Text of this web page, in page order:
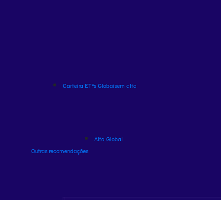
Carteira ETFs Globaisem alta
Alfa Global
Outras recomendações